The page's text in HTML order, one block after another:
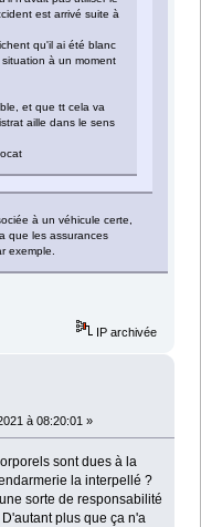
est arrivé suite à
qu'il ai été blanc
à un moment
et que tt cela va
aille dans le sens
à un véhicule certe,
que les assurances
exemple.
IP archivée
à 08:20:01 »
sont dues à la
la interpellé ?
sorte de responsabilité
plus que ça n'a